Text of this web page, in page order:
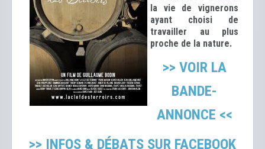
la vie de vignerons
ayant choisi de
travailler au plus
proche de la nature.
>> VOIR LA
BANDE-
ANNONCE <<
>> INFOS & DÉBATS SUR FACEBOOK